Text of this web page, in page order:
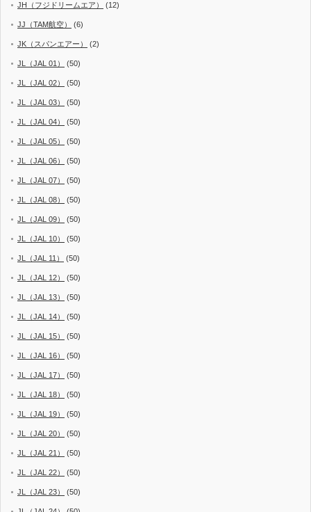
JH（フジドリームエア） (12)
JJ（TAM航空） (6)
JK（スパンエアー） (2)
JL（JAL 01） (50)
JL（JAL 02） (50)
JL（JAL 03） (50)
JL（JAL 04） (50)
JL（JAL 05） (50)
JL（JAL 06） (50)
JL（JAL 07） (50)
JL（JAL 08） (50)
JL（JAL 09） (50)
JL（JAL 10） (50)
JL（JAL 11） (50)
JL（JAL 12） (50)
JL（JAL 13） (50)
JL（JAL 14） (50)
JL（JAL 15） (50)
JL（JAL 16） (50)
JL（JAL 17） (50)
JL（JAL 18） (50)
JL（JAL 19） (50)
JL（JAL 20） (50)
JL（JAL 21） (50)
JL（JAL 22） (50)
JL（JAL 23） (50)